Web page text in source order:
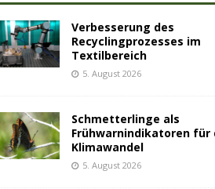
Verbesserung des
Recyclingprozesses im
Textilbereich
5. August 2026
Schmetterlinge als
Frühwarnindikatoren für
Klimawandel
5. August 2026